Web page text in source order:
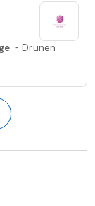
- Drunen